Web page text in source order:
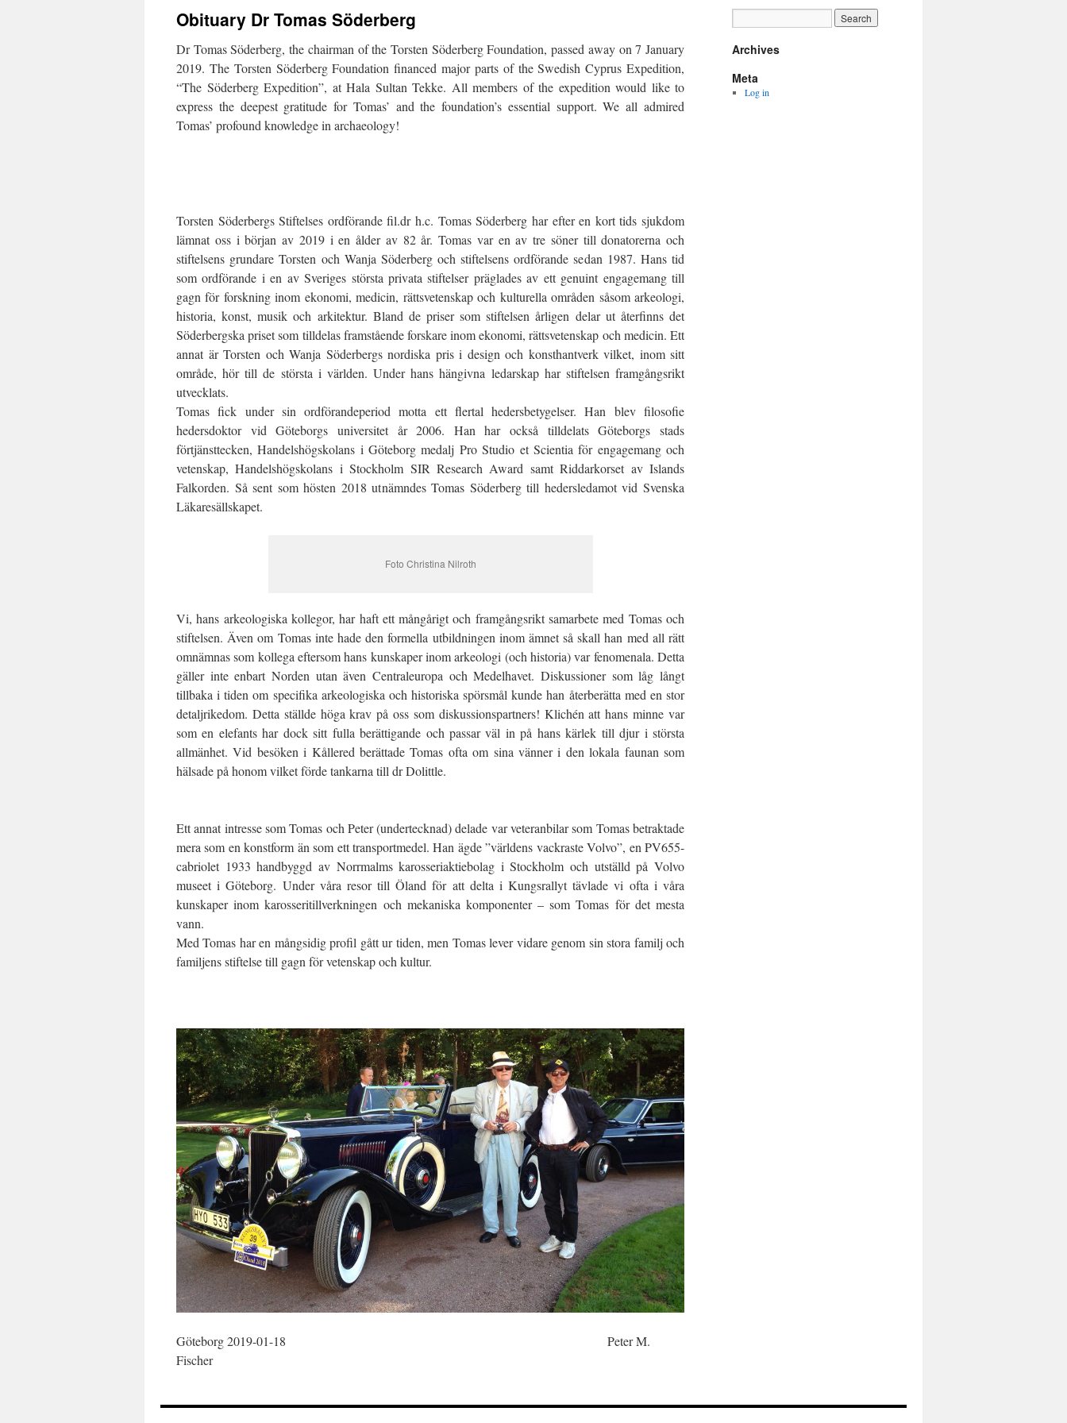
Obituary Dr Tomas Söderberg
Dr Tomas Söderberg, the chairman of the Torsten Söderberg Foundation, passed away on 7 January
2019. The Torsten Söderberg Foundation financed major parts of the Swedish Cyprus Expedition,
“The Söderberg Expedition”, at Hala Sultan Tekke. All members of the expedition would like to
express the deepest gratitude for Tomas’ and the foundation’s essential support. We all admired
Tomas’ profound knowledge in archaeology!
Torsten Söderbergs Stiftelses ordförande fil.dr h.c. Tomas Söderberg har efter en kort tids sjukdom
lämnat oss i början av 2019 i en ålder av 82 år. Tomas var en av tre söner till donatorerna och
stiftelsens grundare Torsten och Wanja Söderberg och stiftelsens ordförande sedan 1987. Hans tid
som ordförande i en av Sveriges största privata stiftelser präglades av ett genuint engagemang till
gagn för forskning inom ekonomi, medicin, rättsvetenskap och kulturella områden såsom arkeologi,
historia, konst, musik och arkitektur. Bland de priser som stiftelsen årligen delar ut återfinns det
Söderbergska priset som tilldelas framstående forskare inom ekonomi, rättsvetenskap och medicin. Ett
annat är Torsten och Wanja Söderbergs nordiska pris i design och konsthantverk vilket, inom sitt
område, hör till de största i världen. Under hans hängivna ledarskap har stiftelsen framgångsrikt
utvecklats.
Tomas fick under sin ordförandeperiod motta ett flertal hedersbetygelser. Han blev filosofie
hedersdoktor vid Göteborgs universitet år 2006. Han har också tilldelats Göteborgs stads
förtjänsttecken, Handelshögskolans i Göteborg medalj Pro Studio et Scientia för engagemang och
vetenskap, Handelshögskolans i Stockholm SIR Research Award samt Riddarkorset av Islands
Falkorden. Så sent som hösten 2018 utnämndes Tomas Söderberg till hedersledamot vid Svenska
Läkaresällskapet.
Foto Christina Nilroth
Vi, hans arkeologiska kollegor, har haft ett mångårigt och framgångsrikt samarbete med Tomas och
stiftelsen. Även om Tomas inte hade den formella utbildningen inom ämnet så skall han med all rätt
omnämnas som kollega eftersom hans kunskaper inom arkeologi (och historia) var fenomenala. Detta
gäller inte enbart Norden utan även Centraleuropa och Medelhavet. Diskussioner som låg långt
tillbaka i tiden om specifika arkeologiska och historiska spörsmål kunde han återberätta med en stor
detaljrikedom. Detta ställde höga krav på oss som diskussionspartners! Klichén att hans minne var
som en elefants har dock sitt fulla berättigande och passar väl in på hans kärlek till djur i största
allmänhet. Vid besöken i Kållered berättade Tomas ofta om sina vänner i den lokala faunan som
hälsade på honom vilket förde tankarna till dr Dolittle.
Ett annat intresse som Tomas och Peter (undertecknad) delade var veteranbilar som Tomas betraktade
mera som en konstform än som ett transportmedel. Han ägde ”världens vackraste Volvo”, en PV655-
cabriolet 1933 handbyggd av Norrmalms karosseriaktiebolag i Stockholm och utställd på Volvo
museet i Göteborg. Under våra resor till Öland för att delta i Kungsrallyt tävlade vi ofta i våra
kunskaper inom karosseritillverkningen och mekaniska komponenter – som Tomas för det mesta
vann.
Med Tomas har en mångsidig profil gått ur tiden, men Tomas lever vidare genom sin stora familj och
familjens stiftelse till gagn för vetenskap och kultur.
Göteborg 2019-01-18 Peter M.
Fischer
Archives
Meta
Log in